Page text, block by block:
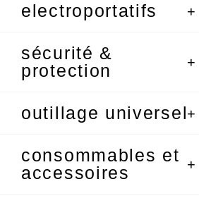
electroportatifs
sécurité &
protection
outillage universel
consommables et
accessoires